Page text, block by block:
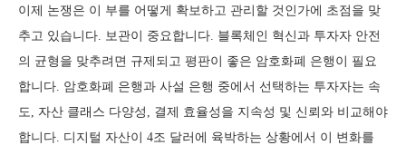
이제 논쟁은 이 부를 어떻게 확보하고 관리할 것인가에 초점을 맞
추고 있습니다. 보관이 중요합니다. 블록체인 혁신과 투자자 안전
의 균형을 맞추려면 규제되고 평판이 좋은 암호화폐 은행이 필요
합니다. 암호화폐 은행과 사설 은행 중에서 선택하는 투자자는 속
도, 자산 클래스 다양성, 결제 효율성을 지속성 및 신뢰와 비교해야
합니다. 디지털 자산이 4조 달러에 육박하는 상황에서 이 변화를